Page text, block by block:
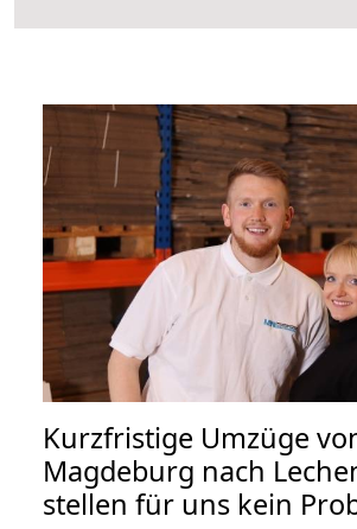
Kurzfristige Umzüge
Magdeburg nach
stellen für uns kein